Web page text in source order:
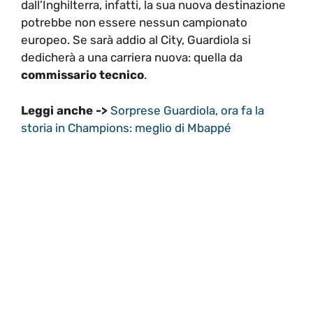
dall’Inghilterra, infatti, la sua nuova destinazione
potrebbe non essere nessun campionato
europeo. Se sarà addio al City, Guardiola si
dedicherà a una carriera nuova: quella da
commissario tecnico.
Leggi anche -> Sorprese Guardiola, ora fa la
storia in Champions: meglio di Mbappé